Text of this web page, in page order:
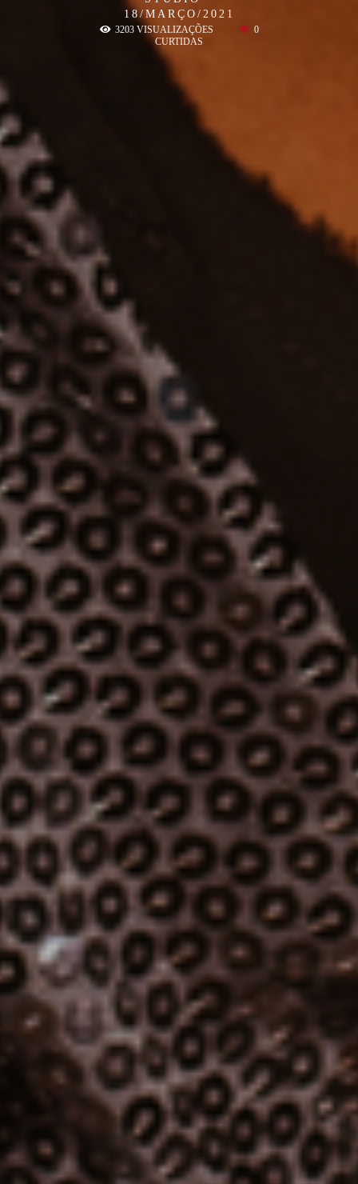
18/MARÇO/2021
3203VISUALIZAÇÕES
0
CURTIDAS